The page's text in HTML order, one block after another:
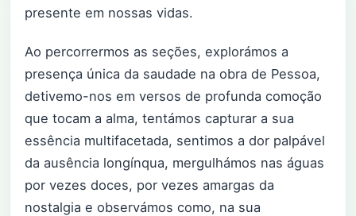
presente em nossas vidas.
Ao percorrermos as seções, explorámos a
presença única da saudade na obra de Pessoa,
detivemo-nos em versos de profunda comoção
que tocam a alma, tentámos capturar a sua
essência multifacetada, sentimos a dor palpável
da ausência longínqua, mergulhámos nas águas
por vezes doces, por vezes amargas da
nostalgia e observámos como, na sua